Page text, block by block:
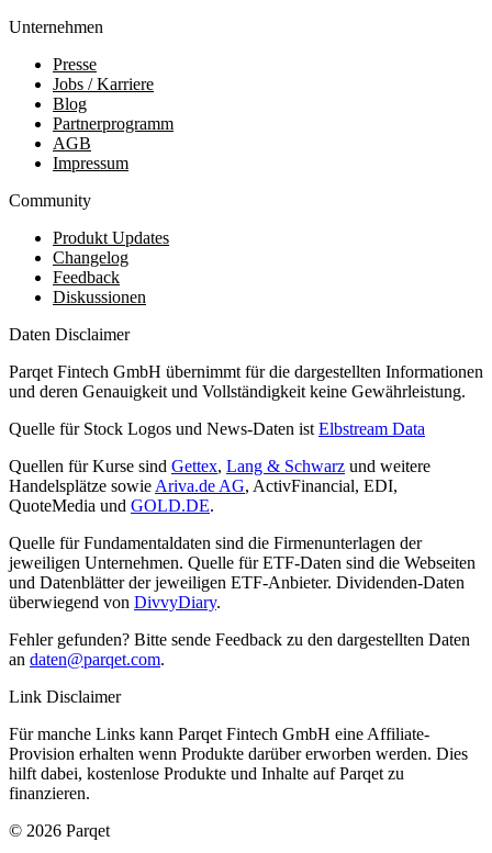
Unternehmen
Presse
Jobs / Karriere
Blog
Partnerprogramm
AGB
Impressum
Community
Produkt Updates
Changelog
Feedback
Diskussionen
Daten Disclaimer
Parqet Fintech GmbH übernimmt für die dargestellten Informationen
und deren Genauigkeit und Vollständigkeit keine Gewährleistung.
Quelle für Stock Logos und News-Daten ist Elbstream Data
Quellen für Kurse sind Gettex, Lang & Schwarz und weitere
Handelsplätze sowie Ariva.de AG, ActivFinancial, EDI,
QuoteMedia und GOLD.DE.
Quelle für Fundamentaldaten sind die Firmenunterlagen der
jeweiligen Unternehmen. Quelle für ETF-Daten sind die Webseiten
und Datenblätter der jeweiligen ETF-Anbieter. Dividenden-Daten
überwiegend von DivvyDiary.
Fehler gefunden? Bitte sende Feedback zu den dargestellten Daten
an daten@parqet.com.
Link Disclaimer
Für manche Links kann Parqet Fintech GmbH eine Affiliate-
Provision erhalten wenn Produkte darüber erworben werden. Dies
hilft dabei, kostenlose Produkte und Inhalte auf Parqet zu
finanzieren.
© 2026 Parqet